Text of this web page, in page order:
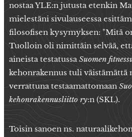
nostaa YLE:n jutusta etenkin
mielestäni sivulauseessa
filosofisen kysymyksen: "Mitä
Tuolloin oli nimittäin selvää,
aineista testatussaSuomen
kehonrakennus tuli
verrattuna testaamattomaan
kehonrakennusliitto ry:n (SKL).
Toisin sanoen ns.